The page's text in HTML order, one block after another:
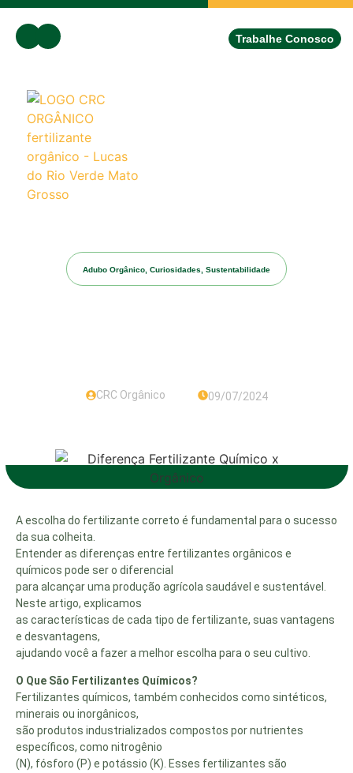
Trabalhe Conosco
Adubo Orgânico ,Curiosidades ,Sustentabilidade
CRC Orgânico 09/07/2024
A escolha do fertilizante correto é fundamental para o sucesso
da sua colheita.
Entender as diferenças entre fertilizantes orgânicos e
químicos pode ser o diferencial
para alcançar uma produção agrícola saudável e sustentável.
Neste artigo, explicamos
as características de cada tipo de fertilizante, suas vantagens
e desvantagens,
ajudando você a fazer a melhor escolha para o seu cultivo.
O Que São Fertilizantes Químicos?
Fertilizantes químicos, também conhecidos como sintéticos,
minerais ou inorgânicos,
são produtos industrializados compostos por nutrientes
específicos, como nitrogênio
(N), fósforo (P) e potássio (K). Esses fertilizantes são